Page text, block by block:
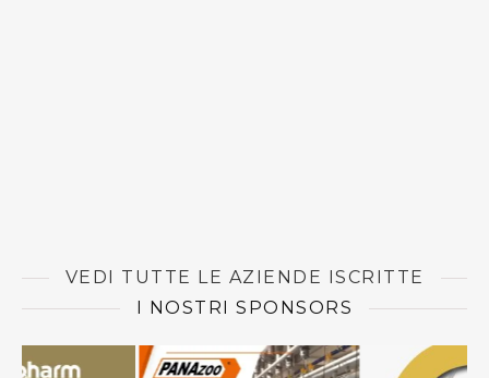
VEDI TUTTE LE AZIENDE ISCRITTE
I NOSTRI SPONSORS